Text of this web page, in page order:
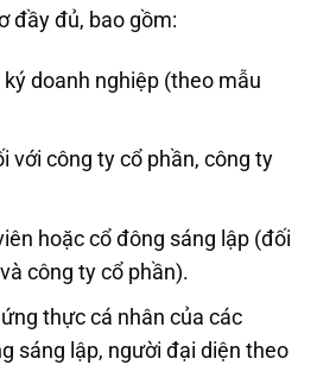
đầy đủ, bao gồm:
doanh nghiệp (theo mẫu
với công ty cổ phần, công ty
hoặc cổ đông sáng lập (đối
công ty cổ phần).
thực cá nhân của các
sáng lập, người đại diện theo